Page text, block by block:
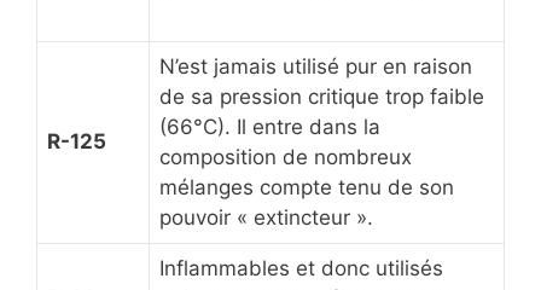
R-125
N’est jamais utilisé pur en raison
de sa pression critique trop faible
(66°C). Il entre dans la
composition de nombreux
mélanges compte tenu de son
pouvoir « extincteur ».
Inflammables et donc utilisés